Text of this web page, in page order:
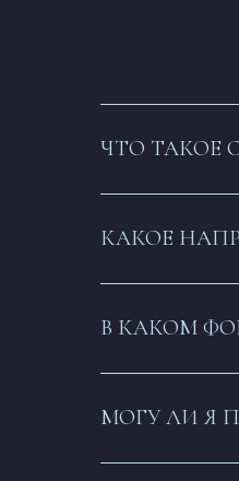
ЧТО ТАКОЕ
КАКОЕ
В КАКОМ
МОГУ ЛИ Я